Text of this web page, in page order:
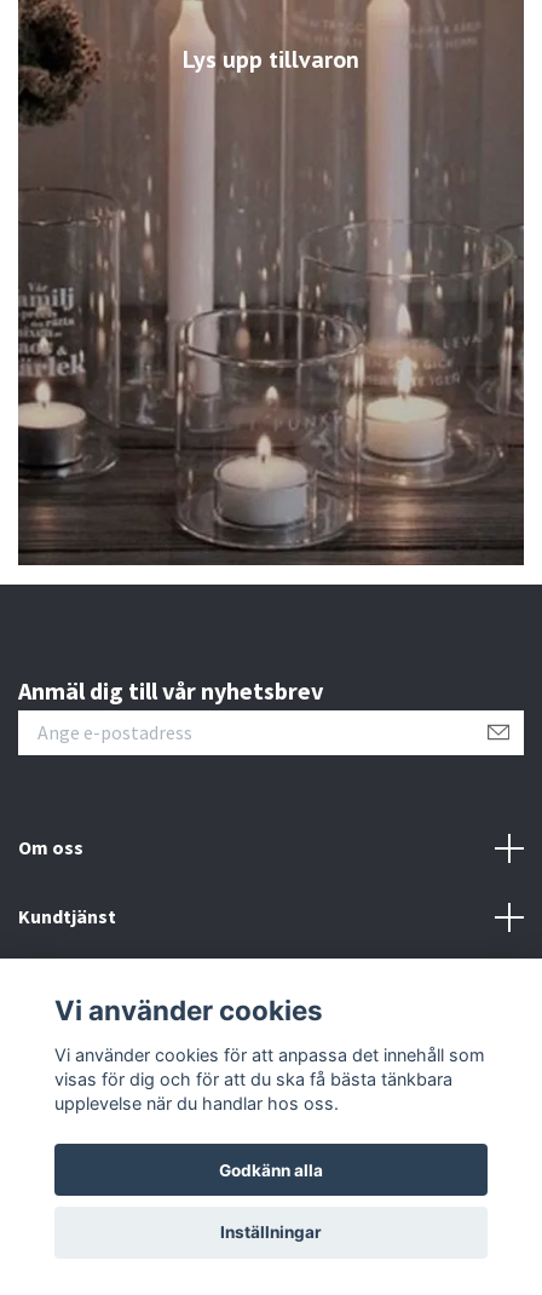
Lys upp tillvaron
Anmäl dig till vår nyhetsbrev
Om oss
Kundtjänst
Sociala medier
© 2026 Kvikk
Vi använder cookies
Vi använder cookies för att anpassa det innehåll som
visas för dig och för att du ska få bästa tänkbara
upplevelse när du handlar hos oss.
Godkänn alla
Inställningar